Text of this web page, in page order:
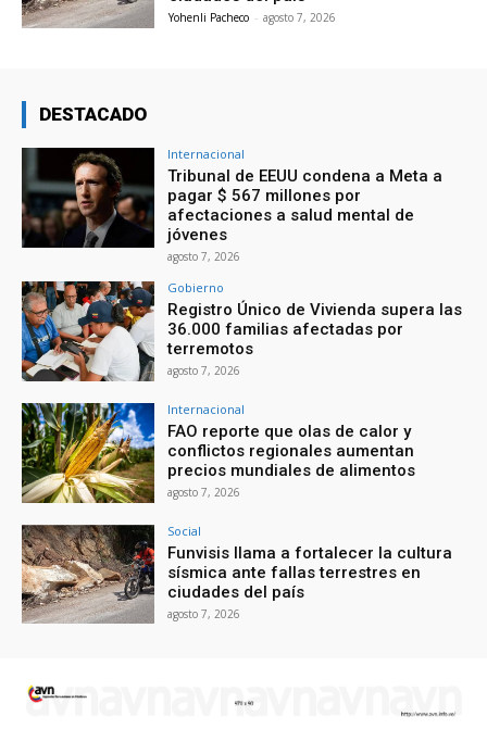
Yohenli Pacheco - agosto 7, 2026
DESTACADO
Internacional
Tribunal de EEUU condena a Meta a
pagar $ 567 millones por
afectaciones a salud mental de
jóvenes
agosto 7, 2026
Gobierno
Registro Único de Vivienda supera las
36.000 familias afectadas por
terremotos
agosto 7, 2026
Internacional
FAO reporte que olas de calor y
conflictos regionales aumentan
precios mundiales de alimentos
agosto 7, 2026
Social
Funvisis llama a fortalecer la cultura
sísmica ante fallas terrestres en
ciudades del país
agosto 7, 2026